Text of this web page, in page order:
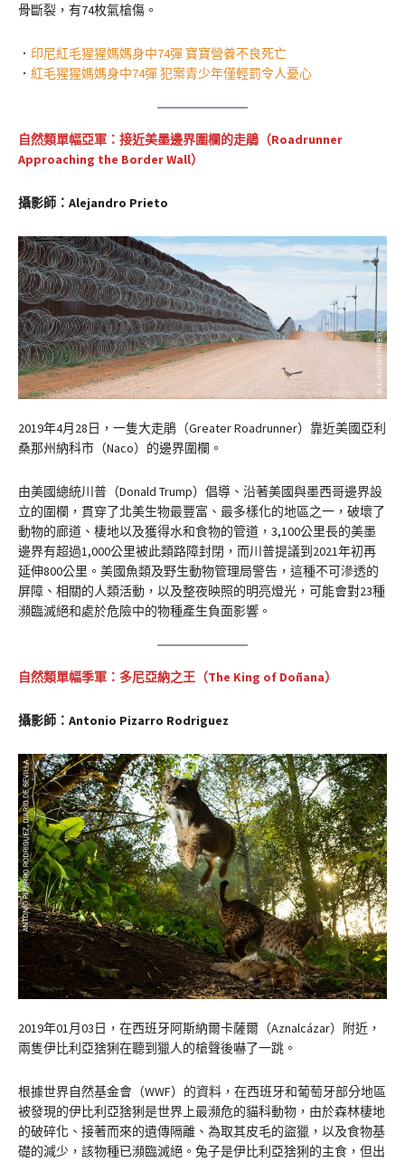
骨斷裂，有74枚氣槍傷。
． 印尼紅毛猩猩媽媽身中74彈 寶寶營養不良死亡
． 紅毛猩猩媽媽身中74彈 犯案青少年僅輕罰令人憂心
自然類單幅亞軍：接近美墨邊界圍欄的走鵑（Roadrunner
Approaching the Border Wall）
攝影師：Alejandro Prieto
2019年4月28日，一隻大走鵑（Greater Roadrunner）靠近美國亞利
桑那州納科市（Naco）的邊界圍欄。
由美國總統川普（Donald Trump）倡導、沿著美國與墨西哥邊界設
立的圍欄，貫穿了北美生物最豐富、最多樣化的地區之一，破壞了
動物的廊道、棲地以及獲得水和食物的管道，3,100公里長的美墨
邊界有超過1,000公里被此類路障封閉，而川普提議到2021年初再
延伸800公里。美國魚類及野生動物管理局警告，這種不可滲透的
屏障、相關的人類活動，以及整夜映照的明亮燈光，可能會對23種
瀕臨滅絕和處於危險中的物種產生負面影響。
自然類單幅季軍：多尼亞納之王（The King of Doñana）
攝影師：Antonio Pizarro Rodriguez
2019年01月03日，在西班牙阿斯納爾卡薩爾（Aznalcázar）附近，
兩隻伊比利亞猞猁在聽到獵人的槍聲後嚇了一跳。
根據世界自然基金會（WWF）的資料，在西班牙和葡萄牙部分地區
被發現的伊比利亞猞猁是世界上最瀕危的貓科動物，由於森林棲地
的破碎化、接著而來的遺傳隔離、為取其皮毛的盜獵，以及食物基
礎的減少，該物種已瀕臨滅絕。兔子是伊比利亞猞猁的主食，但出